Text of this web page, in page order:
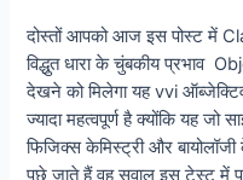
दोस्तों आपको आज इस पोस्ट में
विद्धुत धारा के चुंबकीय प्रभाव
देखने को मिलेगा यह vvi
ज्यादा महत्वपूर्ण है क्योंकि यह
फिजिक्स केमिस्ट्री और
पूछे जाते हैं वह सवाल इस टेस्ट में